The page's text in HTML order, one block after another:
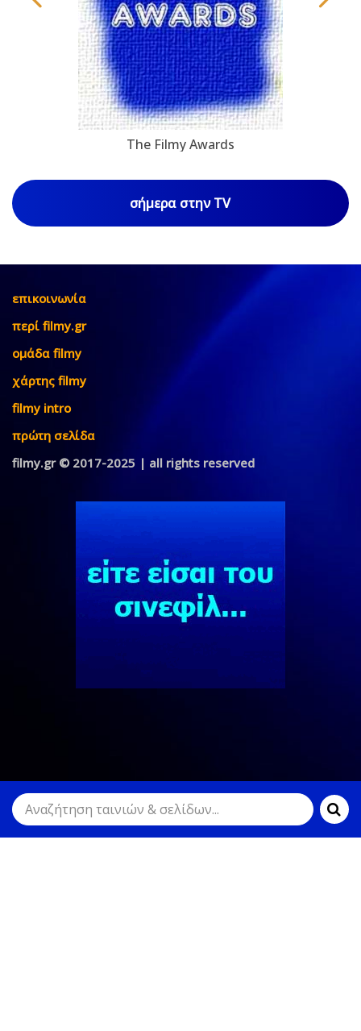
The Filmy Awards
σήμερα στην TV
επικοινωνία
περί filmy.gr
ομάδα filmy
χάρτης filmy
filmy intro
πρώτη σελίδα
filmy.gr © 2017-2025 | all rights reserved